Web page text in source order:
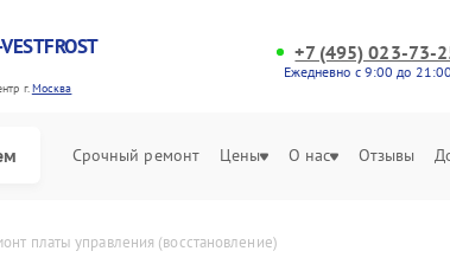
г.Москва
+7 (495) 023-73-
Ежедневно с 9:00 до 21:00
Срочный ремонт Цены О нас Отзывы
платы управления (восстановление)